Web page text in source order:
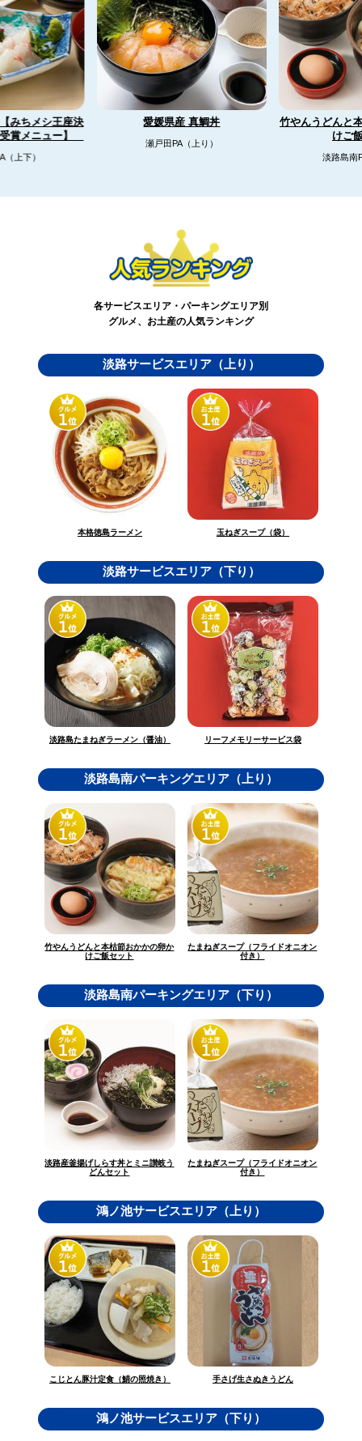
みちメシ王座決
賞メニュー】
（上下）
愛媛県産 真鯛丼
瀬戸田PA（上り）
竹やんうどんと
けご
淡路島南
各サービスエリア・パーキングエリア別
グルメ、お土産の人気ランキング
淡路サービスエリア（上り）
本格徳島ラーメン 玉ねぎスープ（袋）
淡路サービスエリア（下り）
淡路島たまねぎラーメン（醤油） リーフメモリーサービス袋
淡路島南パーキングエリア（上り）
竹やんうどんと本枯節おかかの卵か
けご飯セット
たまねぎスープ（フライドオニオン
付き）
淡路島南パーキングエリア（下り）
淡路産釜揚げしらす丼とミニ讃岐う
どんセット
たまねぎスープ（フライドオニオン
付き）
鴻ノ池サービスエリア（上り）
こじとん豚汁定食（鯖の照焼き） 手さげ生さぬきうどん
鴻ノ池サービスエリア（下り）